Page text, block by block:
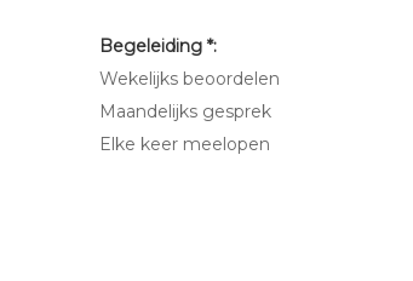
Begeleiding *:
Wekelijks beoordelen
Maandelijks gesprek
Elke keer meelopen